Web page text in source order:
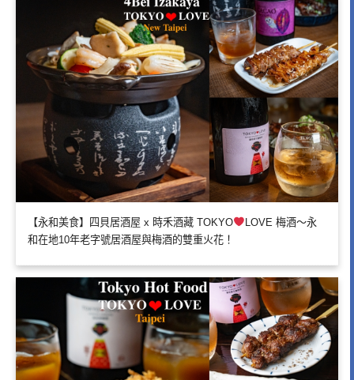
【永和美食】四貝居酒屋 x 時禾酒藏 TOKYO
LOVE 梅酒～永
和在地10年老字號居酒屋與梅酒的雙重火花！